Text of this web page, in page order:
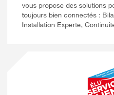
vous propose des solutions
toujours bien connectés :
Installation Experte,